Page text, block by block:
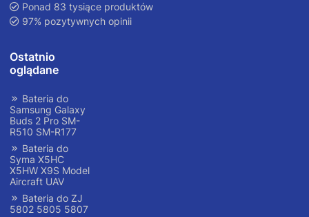
Ponad 83 tysiące produktów
97% pozytywnych opinii
Ostatnio
oglądane
Bateria do
Samsung Galaxy
Buds 2 Pro SM-
R510 SM-R177
Bateria do
Syma X5HC
X5HW X9S Model
Aircraft UAV
Bateria do ZJ
5802 5805 5807